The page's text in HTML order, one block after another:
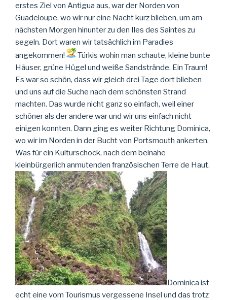
erstes Ziel von Antigua aus, war der Norden von
Guadeloupe, wo wir nur eine Nacht kurz blieben, um am
nächsten Morgen hinunter zu den Iles des Saintes zu
segeln. Dort waren wir tatsächlich im Paradies
angekommen!
Türkis wohin man schaute, kleine bunte
Häuser, grüne Hügel und weiße Sandstrände. Ein Traum!
Es war so schön, dass wir gleich drei Tage dort blieben
und uns auf die Suche nach dem schönsten Strand
machten. Das wurde nicht ganz so einfach, weil einer
schöner als der andere war und wir uns einfach nicht
einigen konnten. Dann ging es weiter Richtung Dominica,
wo wir im Norden in der Bucht von Portsmouth ankerten.
Was für ein Kulturschock, nach dem beinahe
kleinbürgerlich anmutenden französischen Terre de Haut.
Dominica ist
echt eine vom Tourismus vergessene Insel und das trotz